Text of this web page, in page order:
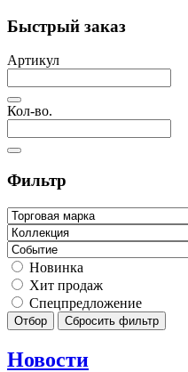
Быстрый заказ
Артикул
Кол-во.
Фильтр
Новинка
Хит продаж
Спецпредложение
Отбор Сбросить фильтр
Новости